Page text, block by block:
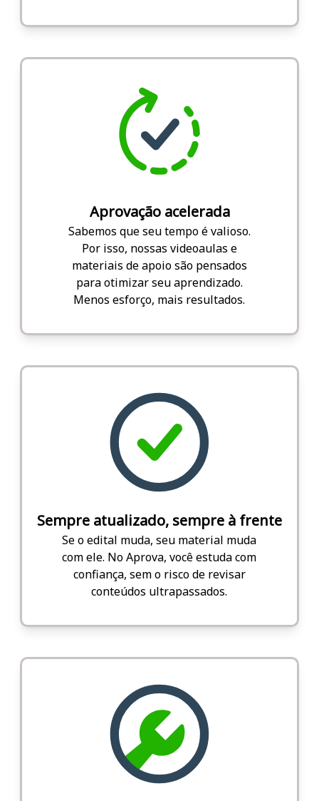
Aprovação acelerada
Sabemos que seu tempo é valioso.
Por isso, nossas videoaulas e
materiais de apoio são pensados
para otimizar seu aprendizado.
Menos esforço, mais resultados.
Sempre atualizado, sempre à frente
Se o edital muda, seu material muda
com ele. No Aprova, você estuda com
confiança, sem o risco de revisar
conteúdos ultrapassados.